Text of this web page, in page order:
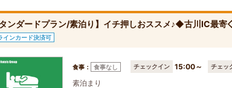
ンダードプラン/素泊り】イチ押しおススメ♪◆古川IC最
インカード決済可
食事： 食事なし チェックイン 15:00～ チェッ
素泊まり